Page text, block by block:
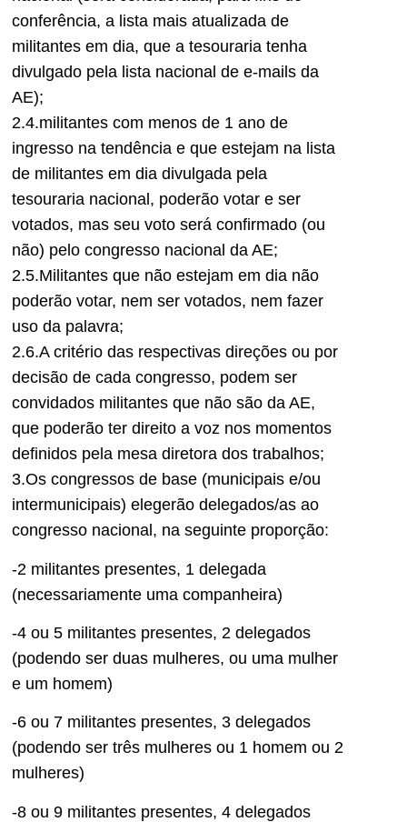
conferência, a lista mais atualizada de
militantes em dia, que a tesouraria tenha
divulgado pela lista nacional de e-mails da
AE);
2.4.militantes com menos de 1 ano de
ingresso na tendência e que estejam na lista
de militantes em dia divulgada pela
tesouraria nacional, poderão votar e ser
votados, mas seu voto será confirmado (ou
não) pelo congresso nacional da AE;
2.5.Militantes que não estejam em dia não
poderão votar, nem ser votados, nem fazer
uso da palavra;
2.6.A critério das respectivas direções ou por
decisão de cada congresso, podem ser
convidados militantes que não são da AE,
que poderão ter direito a voz nos momentos
definidos pela mesa diretora dos trabalhos;
3.Os congressos de base (municipais e/ou
intermunicipais) elegerão delegados/as ao
congresso nacional, na seguinte proporção:
-2 militantes presentes, 1 delegada
(necessariamente uma companheira)
-4 ou 5 militantes presentes, 2 delegados
(podendo ser duas mulheres, ou uma mulher
e um homem)
-6 ou 7 militantes presentes, 3 delegados
(podendo ser três mulheres ou 1 homem ou 2
mulheres)
-8 ou 9 militantes presentes, 4 delegados